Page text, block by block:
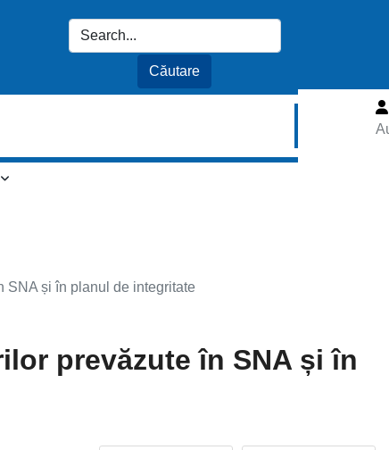
SNA și în planul de integritate
prevăzute în SNA și în